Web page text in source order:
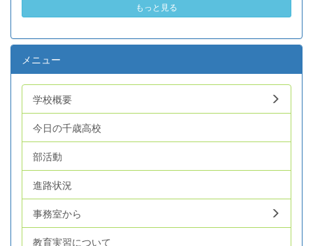
もっと見る
メニュー
学校概要
今日の千歳高校
部活動
進路状況
事務室から
教育実習について